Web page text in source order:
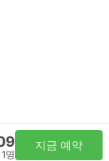
명
지금 예약